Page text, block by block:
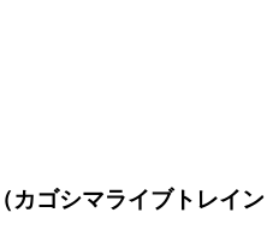
ゴシマライブトレイ